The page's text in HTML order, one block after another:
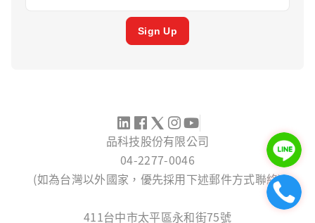
Sign Up
品科技股份有限公司
04-2277-0046
(如為台灣以外國家，優先採用下述郵件方式聯絡)
411台中市太平區永和街75號